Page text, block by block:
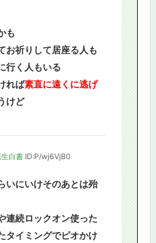
も
お祈りして居座る人も
行く人もいる
れば素直に遠くに逃げ
けど
白書 ID:P/wj6VjB0
いにいけそのあとは殆
連続ロックオン使った
タイミングでピオかけ